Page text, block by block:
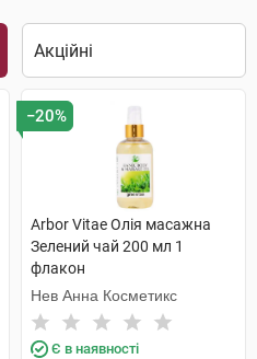
−20%
Arbor Vitae Олія масажна
Зелений чай 200 мл 1
флакон
Нев Анна Косметикс
Є в наявності